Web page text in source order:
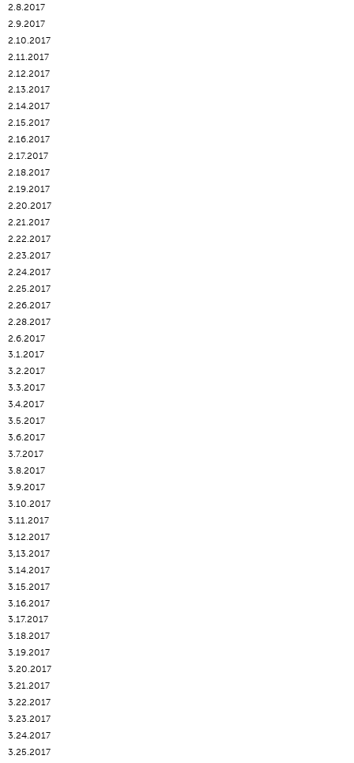
2.8.2017
2.9.2017
2.10.2017
2.11.2017
2.12.2017
2.13.2017
2.14.2017
2.15.2017
2.16.2017
2.17.2017
2.18.2017
2.19.2017
2.20.2017
2.21.2017
2.22.2017
2.23.2017
2.24.2017
2.25.2017
2.26.2017
2.28.2017
2.6.2017
3.1.2017
3.2.2017
3.3.2017
3.4.2017
3.5.2017
3.6.2017
3.7.2017
3.8.2017
3.9.2017
3.10.2017
3.11.2017
3.12.2017
3,13.2017
3.14.2017
3.15.2017
3.16.2017
3.17.2017
3.18.2017
3.19.2017
3.20.2017
3.21.2017
3.22.2017
3.23.2017
3.24.2017
3.25.2017